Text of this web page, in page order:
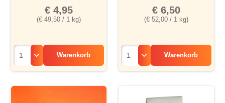
(€ 49,50 / 1 kg)
€ 4,95
Warenkorb
(€ 52,00 / 1 kg)
€ 6,50
Warenkorb